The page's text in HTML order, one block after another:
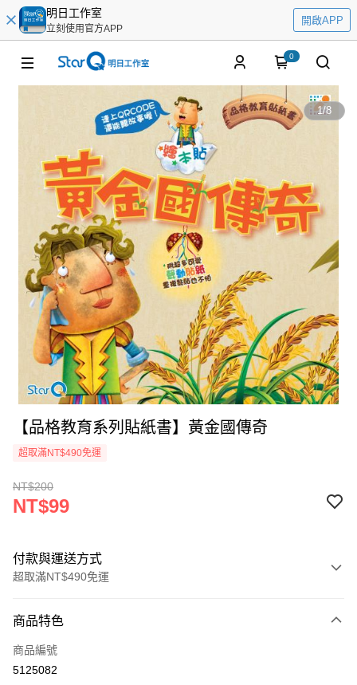
明日工作室
立刻使用官方APP
開啟APP
0
1/8
【品格教育系列貼紙書】黃金國傳奇
超取滿NT$490免運
NT$200
NT$99
付款與運送方式
超取滿NT$490免運
信用卡一次付款
信用卡分期付款
商品特色
商品編號
5125082